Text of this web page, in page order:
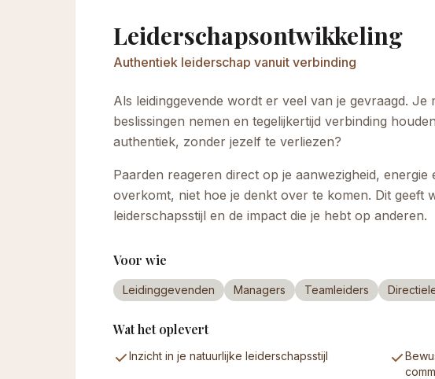
Leiderschapsontwikkeling
Authentiek leiderschap vanuit verbinding
Als leidinggevende wordt er veel van je gevraagd.
beslissingen nemen en tegelijkertijd verbinding
authentiek, zonder jezelf te verliezen?
Paarden reageren direct op je aanwezigheid, energie
overkomt, niet hoe je denkt over te komen. Dit geeft
leiderschapsstijl en de impact die je hebt op anderen.
Voor wie
Leidinggevenden Managers Teamleiders
Wat het oplevert
Inzicht in je natuurlijke leiderschapsstijl